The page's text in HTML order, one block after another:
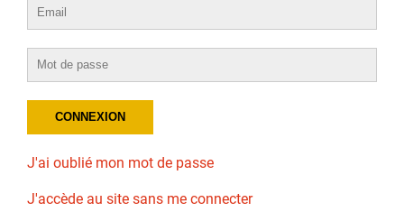
J'ai oublié mon mot de passe
J'accède au site sans me connecter